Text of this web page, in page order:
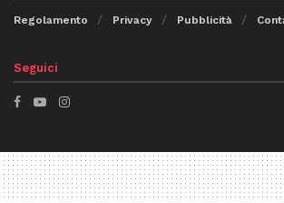
Regolamento Privacy Pubblicità
Seguici